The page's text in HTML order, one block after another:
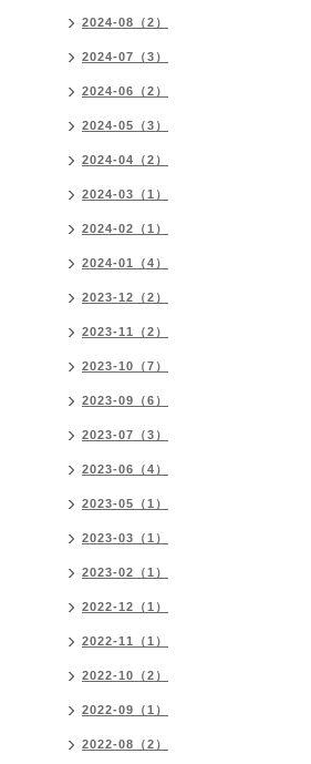
2024-08（2）
2024-07（3）
2024-06（2）
2024-05（3）
2024-04（2）
2024-03（1）
2024-02（1）
2024-01（4）
2023-12（2）
2023-11（2）
2023-10（7）
2023-09（6）
2023-07（3）
2023-06（4）
2023-05（1）
2023-03（1）
2023-02（1）
2022-12（1）
2022-11（1）
2022-10（2）
2022-09（1）
2022-08（2）